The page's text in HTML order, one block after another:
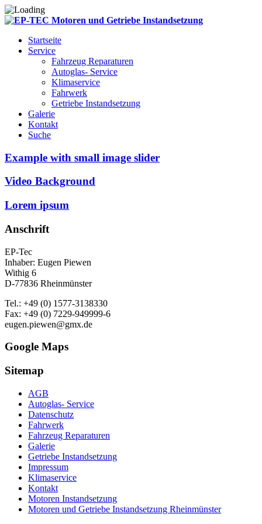
Startseite
Service
Fahrzeug Reparaturen
Autoglas- Service
Klimaservice
Fahrwerk
Getriebe Instandsetzung
Galerie
Kontakt
Suche
Example with small image slider
Video Background
Lorem ipsum
Anschrift
EP-Tec
Inhaber: Eugen Piewen
Withig 6
D-77836 Rheinmünster
Tel.: +49 (0) 1577-3138330
Fax: +49 (0) 7229-949999-6
eugen.piewen@gmx.de
Google Maps
Sitemap
AGB
Autoglas- Service
Datenschutz
Fahrwerk
Fahrzeug Reparaturen
Galerie
Getriebe Instandsetzung
Impressum
Klimaservice
Kontakt
Motoren Instandsetzung
Motoren und Getriebe Instandsetzung Rheinmünster